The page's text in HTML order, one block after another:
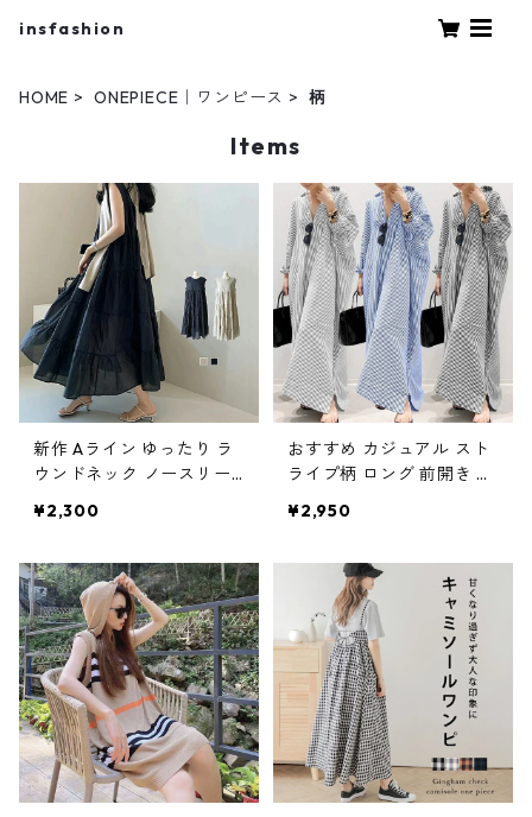
insfashion
HOME ONEPIECE｜ワンピース 柄
Items
新作 Aライン ゆったり ラ
ウンドネック ノースリー
0
¥2,300
おすすめ カジュアル スト
ライプ柄 ロング 前開き 長
5
¥2,950